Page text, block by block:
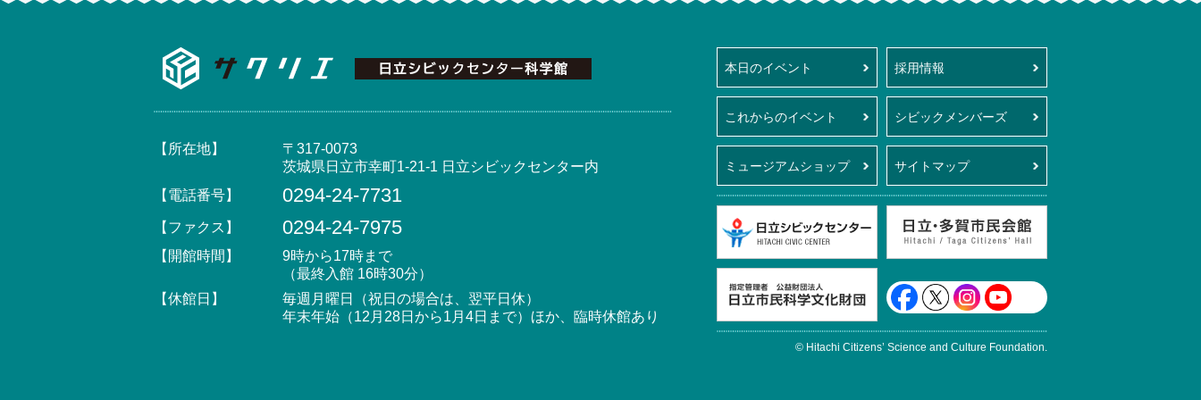
日立シビックセンター科学館・天球劇場(サクリエ)
【所在地】
〒317-0073
茨城県日立市幸町1-21-1 日立シビックセンター内
【電話番号】
0294-24-7731
【ファクス】 0294-24-7975
【開館時間】
9時から17時まで
（最終入館 16時30分）
【休館日】
毎週月曜日（祝日の場合は、翌平日休）
年末年始（12月28日から1月4日まで）ほか、臨時休館あり
本日のイベント 採用情報
これからのイベント シビックメンバーズ
ミュージアムショップ サイトマップ
日立シビックセンター
日立市民科学文化財団
日立シビックセンター公式Facebook
日立シビックセンター公式X
日立シビックセンター公式
日立シビックセンター公
© Hitachi Citizens’ Science and Culture Foundation.